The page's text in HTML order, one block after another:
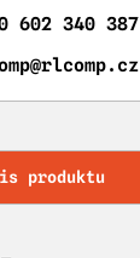
602 340 387
produktu